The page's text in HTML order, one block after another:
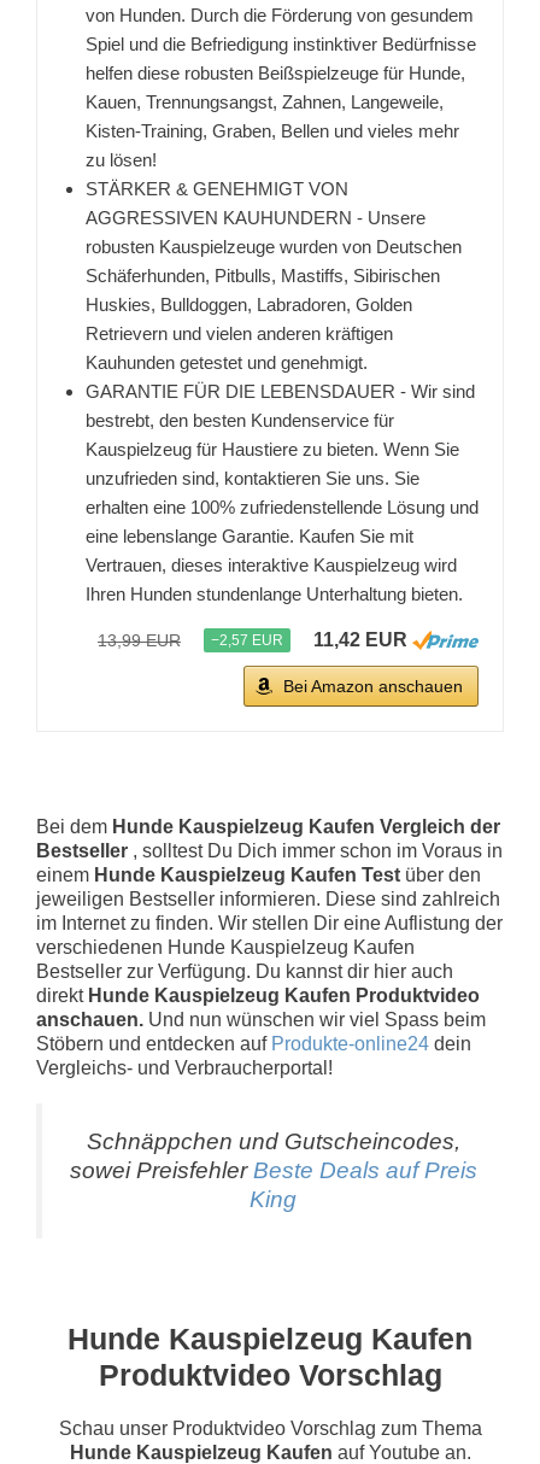
von Hunden. Durch die Förderung von gesundem
Spiel und die Befriedigung instinktiver Bedürfnisse
helfen diese robusten Beißspielzeuge für Hunde,
Kauen, Trennungsangst, Zahnen, Langeweile,
Kisten-Training, Graben, Bellen und vieles mehr
zu lösen!
STÄRKER & GENEHMIGT VON
AGGRESSIVEN KAUHUNDERN - Unsere
robusten Kauspielzeuge wurden von Deutschen
Schäferhunden, Pitbulls, Mastiffs, Sibirischen
Huskies, Bulldoggen, Labradoren, Golden
Retrievern und vielen anderen kräftigen
Kauhunden getestet und genehmigt.
GARANTIE FÜR DIE LEBENSDAUER - Wir sind
bestrebt, den besten Kundenservice für
Kauspielzeug für Haustiere zu bieten. Wenn Sie
unzufrieden sind, kontaktieren Sie uns. Sie
erhalten eine 100% zufriedenstellende Lösung und
eine lebenslange Garantie. Kaufen Sie mit
Vertrauen, dieses interaktive Kauspielzeug wird
Ihren Hunden stundenlange Unterhaltung bieten.
13,99 EUR −2,57 EUR 11,42 EUR
Bei Amazon anschauen
Bei dem Hunde Kauspielzeug Kaufen Vergleich der
Bestseller , solltest Du Dich immer schon im Voraus in
einem Hunde Kauspielzeug Kaufen Test über den
jeweiligen Bestseller informieren. Diese sind zahlreich
im Internet zu finden. Wir stellen Dir eine Auflistung der
verschiedenen Hunde Kauspielzeug Kaufen
Bestseller zur Verfügung. Du kannst dir hier auch
direkt Hunde Kauspielzeug Kaufen Produktvideo
anschauen. Und nun wünschen wir viel Spass beim
Stöbern und entdecken auf Produkte-online24 dein
Vergleichs- und Verbraucherportal!
Schnäppchen und Gutscheincodes,
sowei Preisfehler Beste Deals auf Preis
King
Hunde Kauspielzeug Kaufen
Produktvideo Vorschlag
Schau unser Produktvideo Vorschlag zum Thema
Hunde Kauspielzeug Kaufen auf Youtube an.